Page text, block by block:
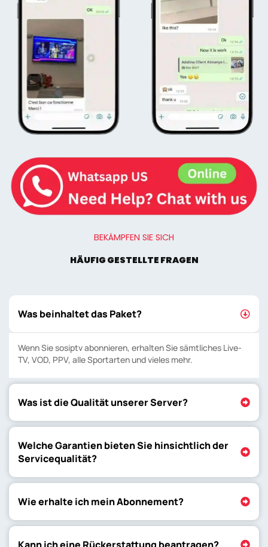
BEKÄMPFEN SIE SICH
HÄUFIG GESTELLTE FRAGEN
Was beinhaltet das Paket?
Wenn Sie sosiptv abonnieren, erhalten Sie sämtliches Live-
TV, VOD, PPV, alle Sportarten und vieles mehr.
Was ist die Qualität unserer Server?
Welche Garantien bieten Sie hinsichtlich der
Servicequalität?
Wie erhalte ich mein Abonnement?
Kann ich eine Rückerstattung beantragen?